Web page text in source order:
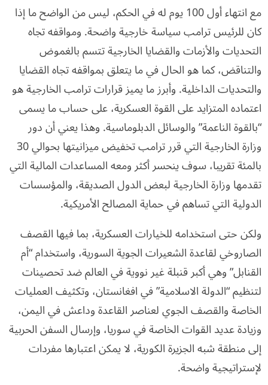
مع انتهاء أول 100 يوم له في الحكم، ليس من الواضح ما إذا
كان للرئيس ترامب سياسة خارجية واضحة. ومواقفه تجاه
التحديات والأزمات والقضايا الخارجية تتسم بالغموض
والتناقض، كما هو الحال في ما يتعلق بمواقفه تجاه القضايا
والتحديات الداخلية. وأبرز ما يميز قرارات ترامب الخارجية هو
اعتماده المتزايد على القوة العسكرية، على حساب ما يسمى
“بالقوة الناعمة” والوسائل الدبلوماسية. وهذا يعني أن دور
وزارة الخارجية التي قرر ترامب تخفيض ميزانيتها بحوالي 30
بالمئة تقريبا، سوف ينحسر أكثر ومعه المساعدات المالية التي
تقدمها وزارة الخارجية لبعض الدول الصديقة، والمؤسسات
الدولية التي تساهم في حماية المصالح الأمريكية.
ولكن حتى استخدامه للخيارات العسكرية، بما فيها القصف
الصاروخي لقاعدة الشعيرات الجوية السورية، واستخدام “أم
القنابل” وهي أكبر قنبلة غير نووية في العالم ضد تحصينات
لتنظيم “الدولة الاسلامية” في افغانستان، وتكثيف العمليات
الخاصة والقصف الجوي لعناصر القاعدة وداعش في اليمن،
وزيادة عديد القوات الخاصة في سوريا، وإرسال السفن الحربية
إلى منطقة شبه الجزيرة الكورية، لا يمكن اعتبارها مفردات
لإستراتيجية واضحة.